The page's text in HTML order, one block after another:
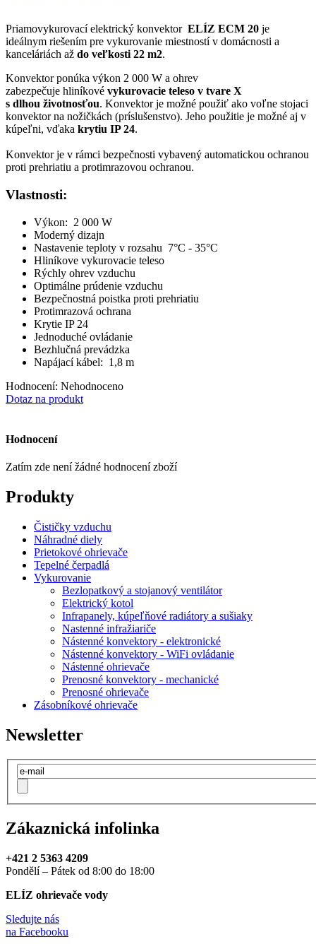
Priamovykurovací elektrický konvektor ELÍZ ECM 20 je
ideálnym riešením pre vykurovanie miestností v domácnosti a
kanceláriách až do veľkosti 22 m2.
Konvektorponúka výkon 2 000 W a ohrev
zabezpečuje hliníkové vykurovacie teleso v tvare X
s dlhou životnosťou. Konvektor je možné použiť ako voľne stojaci
konvektor na nožičkách (príslušenstvo). Jeho použitie je možné aj v
kúpeľni, vďaka krytiu IP 24.
Konvektor je v rámci bezpečnosti vybavený automatickou ochranou
proti prehriatiu a protimrazovou ochranou.
Vlastnosti:
Výkon: 2 000 W
Moderný dizajn
Nastavenie teploty v rozsahu 7°C - 35°C
Hliníkove vykurovacie teleso
Rýchly ohrev vzduchu
Optimálne prúdenie vzduchu
Bezpečnostná poistka proti prehriatiu
Protimrazová ochrana
Krytie IP 24
Jednoduché ovládanie
Bezhlučná prevádzka
Napájací kábel: 1,8 m
Hodnocení: Nehodnoceno
Dotaz na produkt
Hodnocení
Zatím zde není žádné hodnocení zboží
Produkty
Čističky vzduchu
Náhradné diely
Prietokové ohrievače
Tepelné čerpadlá
Vykurovanie
Bezlopatkový a stojanový ventilátor
Elektrický kotol
Infrapanely, kúpeľňové radiátory a sušiaky
Nastenné infražiariče
Nástenné konvektory - elektronické
Nástenné konvektory - WiFi ovládanie
Nástenné ohrievače
Prenosné konvektory - mechanické
Prenosné ohrievače
Zásobníkové ohrievače
Newsletter
Zákaznická infolinka
+421 2 5363 4209
Pondělí – Pátek od 8:00 do 18:00
ELÍZ ohrievače vody
Sledujte nás
na Facebooku